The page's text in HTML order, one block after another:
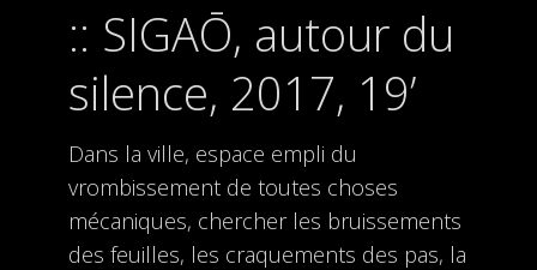
SIGAŌ, autour du
silence, 2017, 19’
Dans la ville, espace empli du
vrombissement de toutes choses
mécaniques, chercher les bruissements
des feuilles, les craquements des pas, la